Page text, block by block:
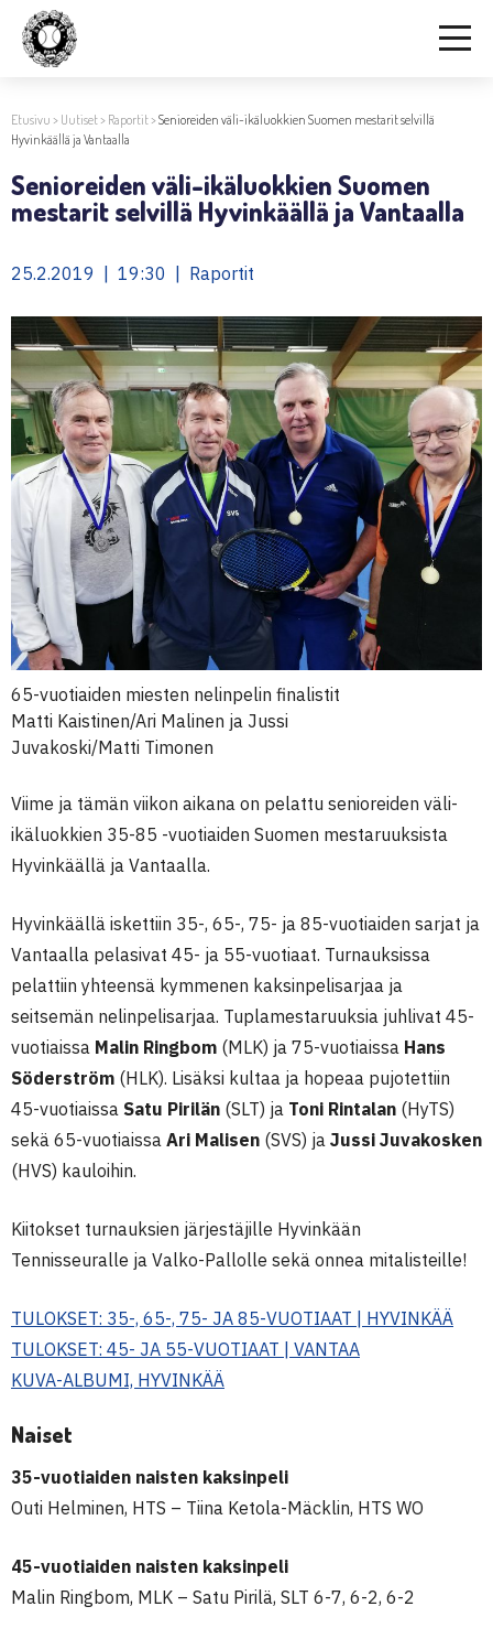
Etusivu > Uutiset> Raportit>Senioreiden väli-ikäluokkien Suomen mestarit selvillä
Hyvinkäällä ja Vantaalla
Senioreiden väli-ikäluokkien Suomen
mestarit selvillä Hyvinkäällä ja Vantaalla
25.2.2019 | 19:30 | Raportit
65-vuotiaiden miesten nelinpelin finalistit
Matti Kaistinen/Ari Malinen ja Jussi
Juvakoski/Matti Timonen
Viime ja tämän viikon aikana on pelattu senioreiden väli-
ikäluokkien 35-85 -vuotiaiden Suomen mestaruuksista
Hyvinkäällä ja Vantaalla.
Hyvinkäällä iskettiin 35-, 65-, 75- ja 85-vuotiaiden sarjat ja
Vantaalla pelasivat 45- ja 55-vuotiaat. Turnauksissa
pelattiin yhteensä kymmenen kaksinpelisarjaa ja
seitsemän nelinpelisarjaa. Tuplamestaruuksia juhlivat 45-
vuotiaissa Malin Ringbom (MLK) ja 75-vuotiaissa Hans
Söderström (HLK). Lisäksi kultaa ja hopeaa pujotettiin
45-vuotiaissa Satu Pirilän (SLT) ja Toni Rintalan (HyTS)
sekä 65-vuotiaissa Ari Malisen (SVS) ja Jussi Juvakosken
(HVS) kauloihin.
Kiitokset turnauksien järjestäjille Hyvinkään
Tennisseuralle ja Valko-Pallolle sekä onnea mitalisteille!
TULOKSET: 35-, 65-, 75- JA 85-VUOTIAAT | HYVINKÄÄ
TULOKSET: 45- JA 55-VUOTIAAT | VANTAA
KUVA-ALBUMI, HYVINKÄÄ
Naiset
35-vuotiaiden naisten kaksinpeli
Outi Helminen, HTS – Tiina Ketola-Mäcklin, HTS WO
45-vuotiaiden naisten kaksinpeli
Malin Ringbom, MLK – Satu Pirilä, SLT 6-7, 6-2, 6-2